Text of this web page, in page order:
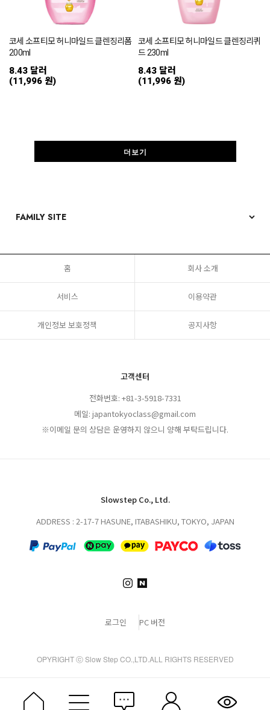
코세 소프티모 허니마일드 클렌징리폼
200ml
8.43 달러
(11,996 원)
코세 소프티모 허니마일드 클렌징리퀴
드 230ml
8.43 달러
(11,996 원)
더보기
홈 회사 소개
서비스 이용약관
개인정보 보호정책 공지사항
고객센터
전화번호: +81-3-5918-7331
메일: japantokyoclass@gmail.com
※이메일 문의 상담은 운영하지 않으니 양해 부탁드립니다.
Slowstep Co., Ltd.
ADDRESS : 2-17-7 HASUNE, ITABASHIKU, TOKYO, JAPAN
로그인 PC 버전
OPYRIGHT ⓒ Slow Step CO.,LTD.ALL RIGHTS RESERVED